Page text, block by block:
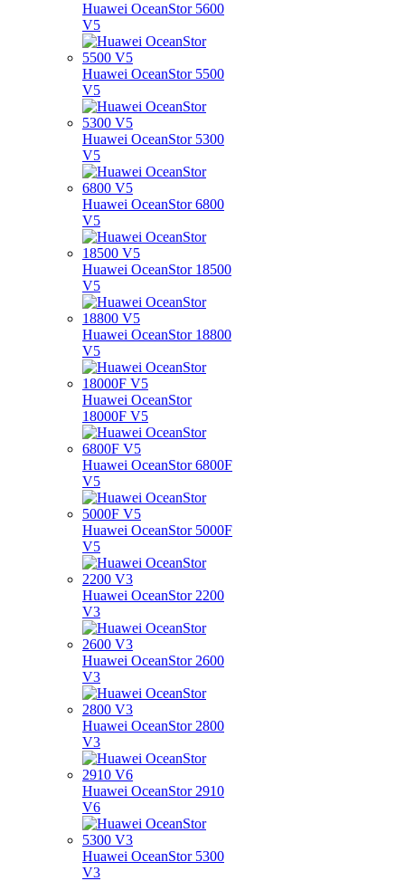
Huawei OceanStor 5600
V5
Huawei OceanStor 5500
V5
Huawei OceanStor 5300
V5
Huawei OceanStor 6800
V5
Huawei OceanStor 18500
V5
Huawei OceanStor 18800
V5
Huawei OceanStor
18000F V5
Huawei OceanStor 6800F
V5
Huawei OceanStor 5000F
V5
Huawei OceanStor 2200
V3
Huawei OceanStor 2600
V3
Huawei OceanStor 2800
V3
Huawei OceanStor 2910
V6
Huawei OceanStor 5300
V3